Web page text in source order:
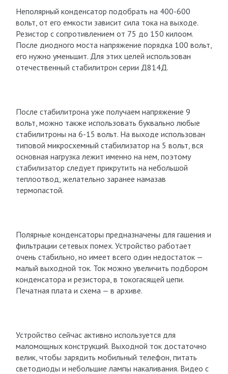
Неполярный конденсатор подобрать на 400-600
вольт, от его емкости зависит сила тока на выходе.
Резистор с сопротивлением от 75 до 150 килоом.
После диодного моста напряжение порядка 100 вольт,
его нужно уменьшит. Для этих целей использован
отечественный стабилитрон серии Д814Д.
После стабилитрона уже получаем напряжение 9
вольт, можно также использовать буквально любые
стабилитроны на 6-15 вольт. На выходе использован
типовой микросхемный стабилизатор на 5 вольт, вся
основная нагрузка лежит именно на нем, поэтому
стабилизатор следует прикрутить на небольшой
теплоотвод, желательно заранее намазав
термопастой.
Полярные конденсаторы предназначены для гашения и
фильтрации сетевых помех. Устройство работает
очень стабильно, но имеет всего один недостаток —
малый выходной ток. Ток можно увеличить подбором
конденсатора и резистора, в токогасящей цепи.
Печатная плата и схема — в архиве.
Устройство сейчас активно используется для
маломощных конструкций. Выходной ток достаточно
велик, чтобы зарядить мобильный телефон, питать
светодиоды и небольшие лампы накаливания. Видео с